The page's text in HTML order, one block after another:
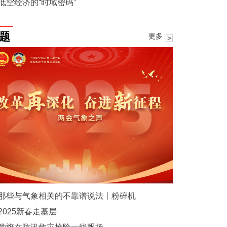
空经济的“时域密码”
更多
些与气象相关的不靠谱说法丨粉碎机
新春走基层